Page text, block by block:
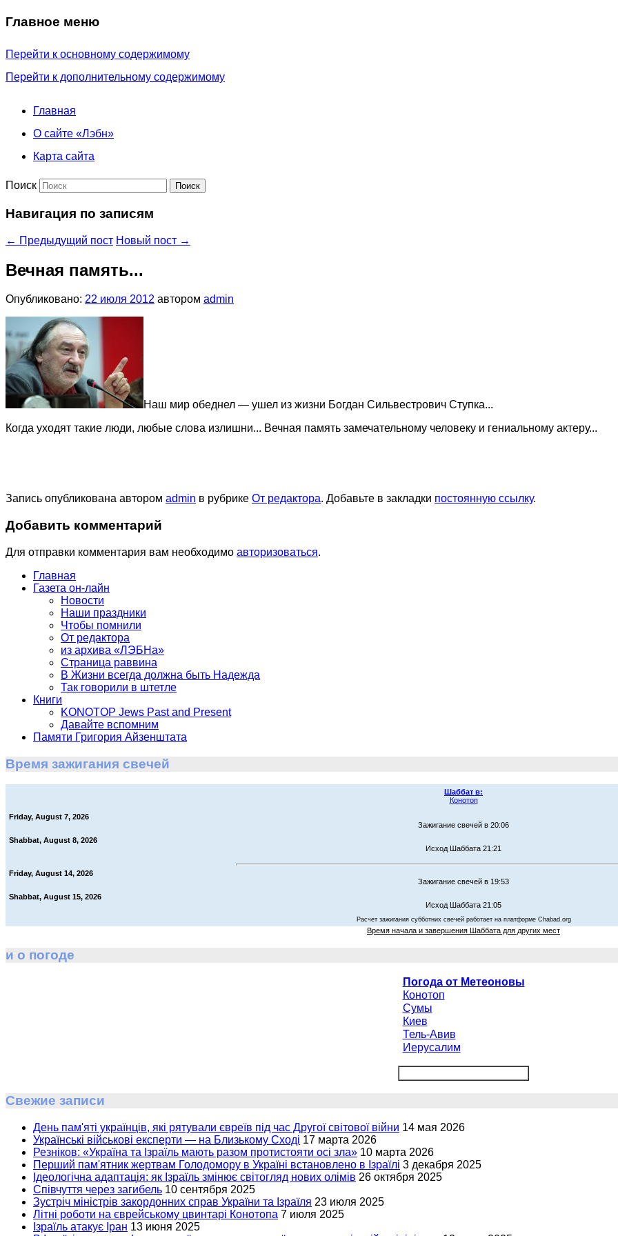
Главное меню
Перейти к основному содержимому
Перейти к дополнительному содержимому
Главная
О сайте «Лэбн»
Карта сайта
Поиск
Навигация по записям
← Предыдущий пост Новый пост →
Вечная память...
Опубликовано: 22 июля 2012 автором admin
Наш мир обеднел — ушел из жизни Богдан Сильвестрович Ступка...
Когда уходят такие люди, любые слова излишни... Вечная память замечательному человеку и гениальному актеру...
Запись опубликована автором admin в рубрике От редактора. Добавьте в закладки постоянную ссылку.
Добавить комментарий
Для отправки комментария вам необходимо авторизоваться.
Главная
Газета он-лайн
Новости
Наши праздники
Чтобы помнили
От редактора
из архива «ЛЭБНа»
Страница раввина
В Жизни всегда должна быть Надежда
Так говорили в штетле
Книги
KONOTOP Jews Past and Present
Давайте вспомним
Памяти Григория Айзенштата
Время зажигания свечей
Шаббат в:
Конотоп
Friday, August 7, 2026
Зажигание свечей в 20:06
Shabbat, August 8, 2026
Исход Шаббата 21:21
Friday, August 14, 2026
Зажигание свечей в 19:53
Shabbat, August 15, 2026
Исход Шаббата 21:05
Расчет зажигания субботних свечей работает на платформе Chabad.org
Время начала и завершения Шаббата для других мест
и о погоде
Погода от Метеоновы
Конотоп
Сумы
Киев
Тель-Авив
Иерусалим
Свежие записи
День пам'яті українців, які рятували євреїв під час Другої світової війни 14 мая 2026
Українські військові експерти — на Близькому Сході 17 марта 2026
Резніков: «Україна та Ізраїль мають разом протистояти осі зла» 10 марта 2026
Перший пам'ятник жертвам Голодомору в Україні встановлено в Ізраїлі 3 декабря 2025
Ідеологічна адаптація: як Ізраїль змінює світогляд нових олімів 26 октября 2025
Співчуття через загибель 10 сентября 2025
Зустріч міністрів закордонних справ України та Ізраїля 23 июля 2025
Літні роботи на єврейському цвинтарі Конотопа 7 июля 2025
Ізраїль атакує Іран 13 июня 2025